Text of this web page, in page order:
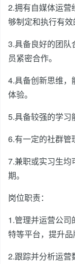
2.拥有自媒体运营
够制定和执行有效
3.具备良好的团队
员紧密合作。
4.具备创新思维，
体验。
5.具备较强的学习
6.有一定的社群管
7.兼职或实习生均
期。
岗位职责：
1.管理并运营公
特等平台，提升品
2.跟踪并分析运营